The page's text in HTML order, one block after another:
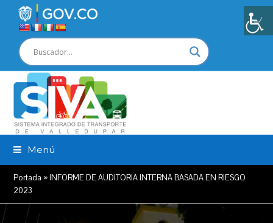
Menú
Portada »INFORME DE AUDITORIA INTERNA BASADA EN RIESGO
2023